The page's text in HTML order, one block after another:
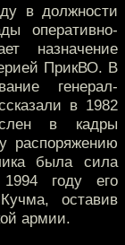
в должности
оперативно-
назначение
ПрикВО. В
генерал-
в 1982
в кадры
распоряжению
была сила
году его
оставив
армии.